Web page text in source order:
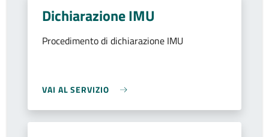
Dichiarazione IMU
Procedimento di dichiarazione IMU
VAI AL SERVIZIO